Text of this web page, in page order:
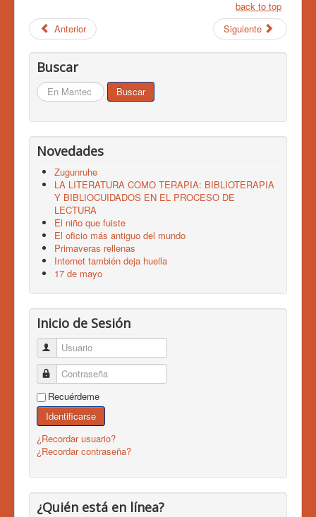
back to top
Anterior
Siguiente
Buscar
Buscar... Buscar
Novedades
Zugunruhe
LA LITERATURA COMO TERAPIA: BIBLIOTERAPIA
Y BIBLIOCUIDADOS EN EL PROCESO DE
LECTURA
El niño que fuiste
El oficio más antiguo del mundo
Primaveras rellenas
Internet también deja huella
17 de mayo
Inicio de Sesión
Usuario
Contraseña
Recuérdeme
Identificarse
¿Recordar usuario?
¿Recordar contraseña?
¿Quién está en línea?